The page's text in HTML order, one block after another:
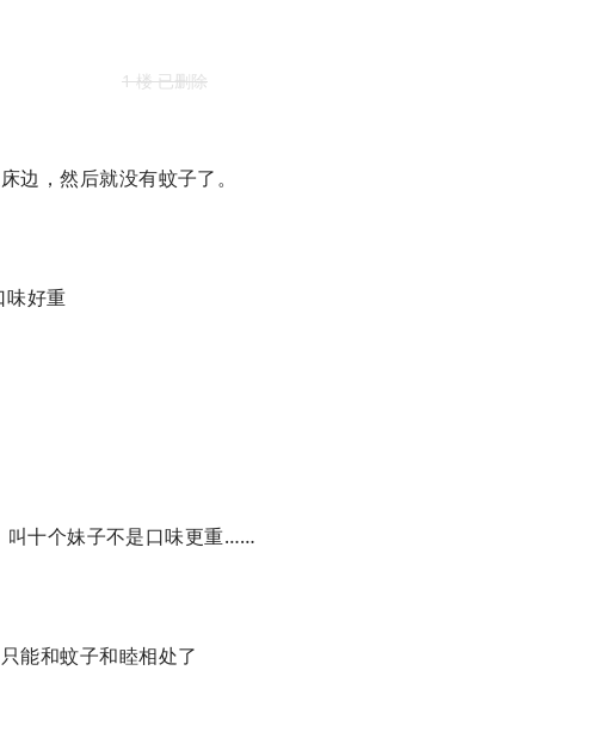
1 楼 已删除
边，然后就没有蚊子了。
味好重
叫十个妹子不是口味更重……
能和蚊子和睦相处了